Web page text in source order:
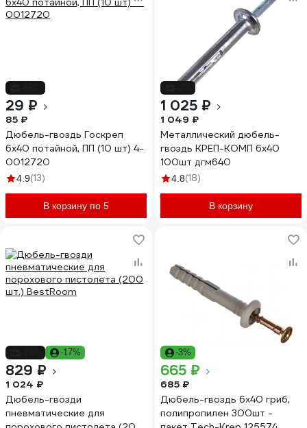
29 ₽
85 ₽
Дюбель-гвоздь Госкреп
6х40 потайной, ПП (10 шт) 4-
0012720
4.9(13)
В корзину по 5
1 025 ₽
1 049 ₽
Металлический дюбель-
гвоздь КРЕП-КОМП 6х40
100шт дгм640
4.8(18)
В корзину
-17%
829 ₽
1 024 ₽
Дюбель-гвозди
пневматические для
-3%
665 ₽
685 ₽
Дюбель-гвоздь 6х40 гриб,
полипропилен 300шт -